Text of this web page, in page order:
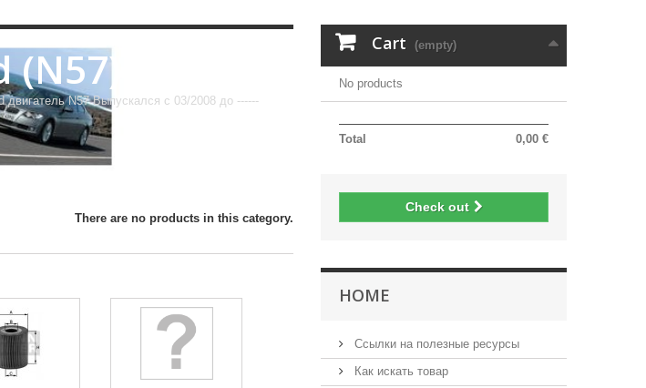
(N57)
двигатель N57 Выпускался с 03/2008 до ------
There are no products in this category.
Cart (empty)
No products
0,00 €
Total
Check out
HOME
Ссылки на полезные ресурсы
Как искать товар